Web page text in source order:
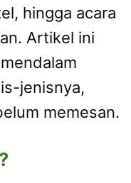
hingga acara
Artikel ini
jenisnya,
memesan.